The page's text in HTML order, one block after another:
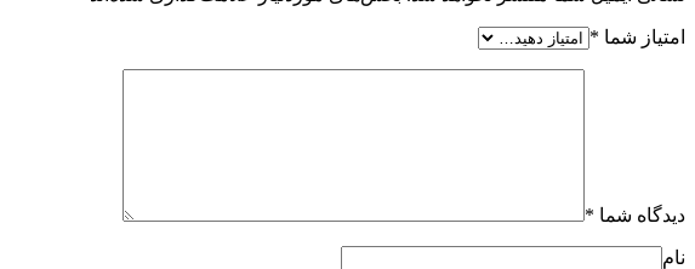
امتیاز شما *
دیدگاه شما *
نام